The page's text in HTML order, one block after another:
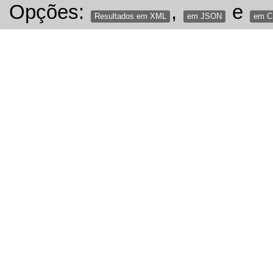
Opções: Resultados em XML , em JSON e em